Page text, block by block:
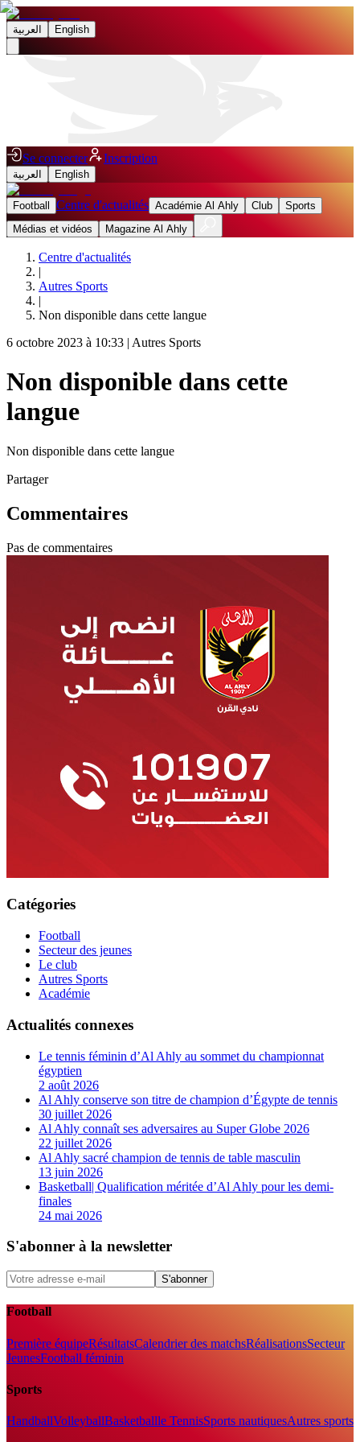
العربية English
Se connecter Inscription
العربية English
Football Centre d'actualités Académie Al Ahly Club
Sports
Médias et vidéos
Magazine Al Ahly
Centre d'actualités
|
Autres Sports
|
Non disponible dans cette langue
6 octobre 2023 à 10:33 | Autres Sports
Non disponible dans cette
langue
Non disponible dans cette langue
Partager
Commentaires
Pas de commentaires
Catégories
Football
Secteur des jeunes
Le club
Autres Sports
Académie
Actualités connexes
Le tennis féminin d’Al Ahly au sommet du championnat
égyptien
2 août 2026
Al Ahly conserve son titre de champion d’Égypte de tennis
30 juillet 2026
Al Ahly connaît ses adversaires au Super Globe 2026
22 juillet 2026
Al Ahly sacré champion de tennis de table masculin
13 juin 2026
Basketball| Qualification méritée d’Al Ahly pour les demi-
finales
24 mai 2026
S'abonner à la newsletter
S'abonner
Football
Première équipeRésultatsCalendrier des matchsRéalisationsSecteur
JeunesFootball féminin
Sports
HandballVolleyballBasketballle TennisSports nautiquesAutres sports